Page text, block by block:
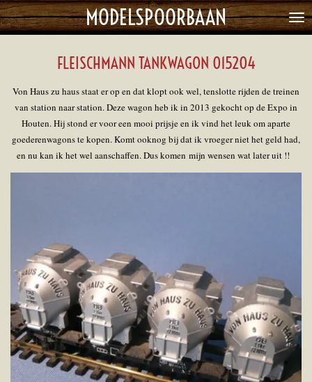
Ga
direct
MODELSPOORBAAN
FLEISCHMANN TANKWAGON 015204
Von Haus zu haus staat er op en dat klopt ook wel, tenslotte rijden de treinen
van station naar station.Deze wagon heb ik in 2013 gekocht op de Expo in
Houten. Hij stond er voor een mooi prijsje en ik vind het leuk om aparte
goederenwagons te kopen. Komt ooknog bij dat ik vroeger niet het geld had,
en nu kan ik het wel aanschaffen. Dus komen mijn wensen wat later uit !!